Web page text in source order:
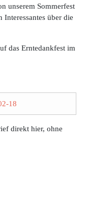
unserem Sommerfest
Interessantes über die
das Erntedankfest im
18
direkt hier, ohne